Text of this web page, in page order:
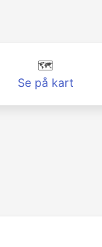
🗺️
Se på kart